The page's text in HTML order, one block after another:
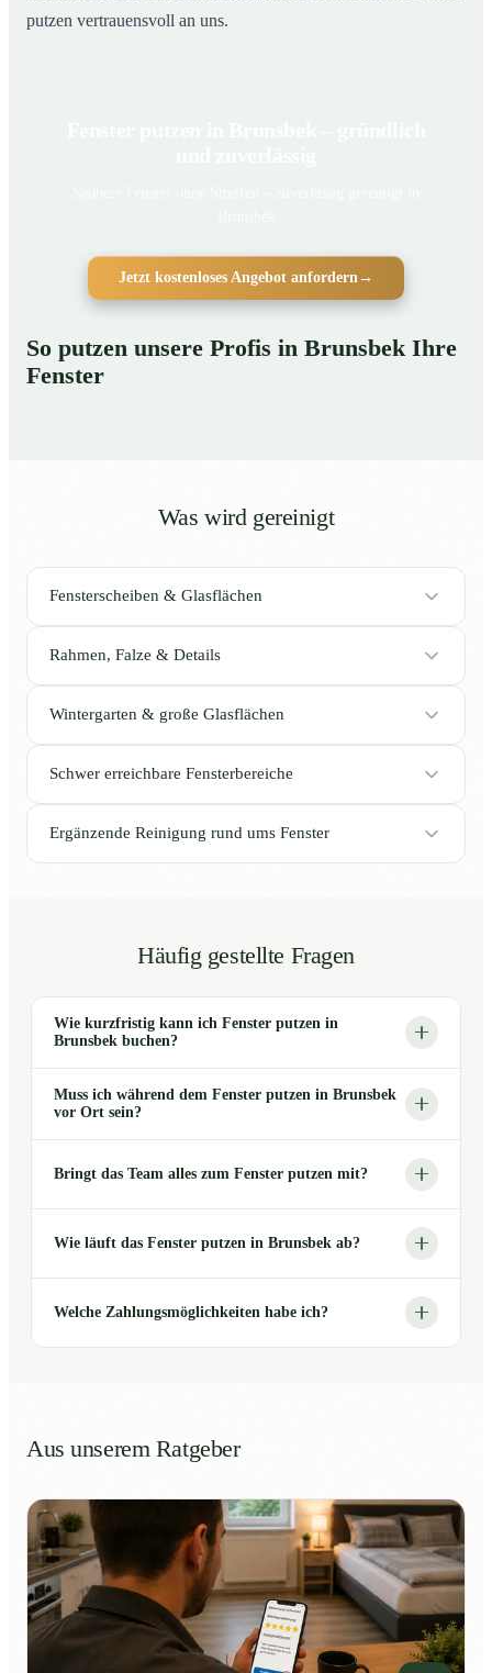
putzen vertrauensvoll an uns.
Jetzt kostenloses Angebot anfordern →
So putzen unsere Profis in Brunsbek Ihre
Fenster
Was wird gereinigt
Fensterscheiben & Glasflächen
Rahmen, Falze & Details
Wintergarten & große Glasflächen
Schwer erreichbare Fensterbereiche
Ergänzende Reinigung rund ums Fenster
Häufig gestellte Fragen
Wie kurzfristig kann ich Fenster putzen in
Brunsbek buchen?
Muss ich während dem Fenster putzen in Brunsbek
vor Ort sein?
Bringt das Team alles zum Fenster putzen mit?
Wie läuft das Fenster putzen in Brunsbek ab?
Welche Zahlungsmöglichkeiten habe ich?
Aus unserem Ratgeber